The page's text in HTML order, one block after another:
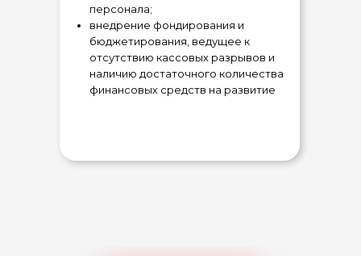
персонала;
внедрение фондирования и
бюджетирования, ведущее к
отсутствию кассовых разрывов и
наличию достаточного количества
финансовых средств на развитие